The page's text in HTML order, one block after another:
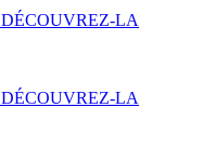
DÉCOUVREZ-LA
DÉCOUVREZ-LA